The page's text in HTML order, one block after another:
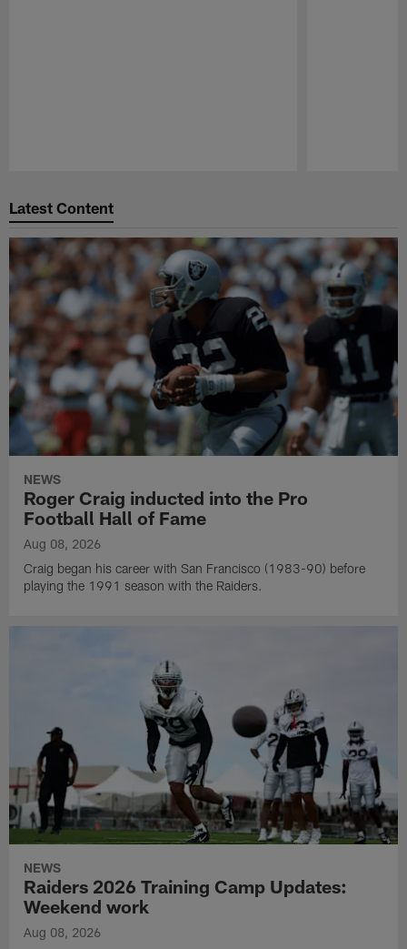
Latest Content
NEWS
Roger Craig inducted into the Pro
Football Hall of Fame
Aug 08, 2026
Craig began his career with San Francisco (1983-90) before
playing the 1991 season with the Raiders.
NEWS
Raiders 2026 Training Camp Updates:
Weekend work
Aug 08, 2026